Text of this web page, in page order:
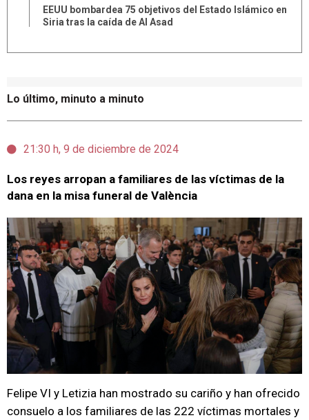
Lo último, minuto a minuto
21:30 h, 9 de diciembre de 2024
Los reyes arropan a familiares de las víctimas de la
dana en la misa funeral de València
Felipe VI y Letizia han mostrado su cariño y han ofrecido
consuelo a los familiares de las 222 víctimas mortales y
EEUU bombardea 75 objetivos del Estado Islámico en
Siria tras la caída de Al Asad